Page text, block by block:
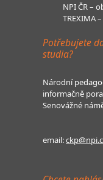
NPI ČR –
TREXIMA
Potřebujete
studia?
Národní
informačně
Senovážné
email: